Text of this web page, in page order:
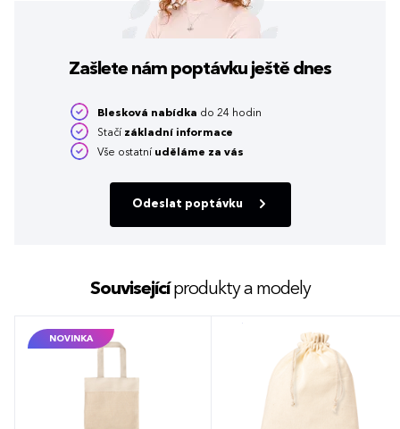
Zašlete nám poptávku ještě dnes
Blesková nabídka do 24 hodin
Stačí základní informace
Vše ostatní uděláme za vás
Odeslat poptávku
Souvisejícíprodukty a modely
NOVINKA